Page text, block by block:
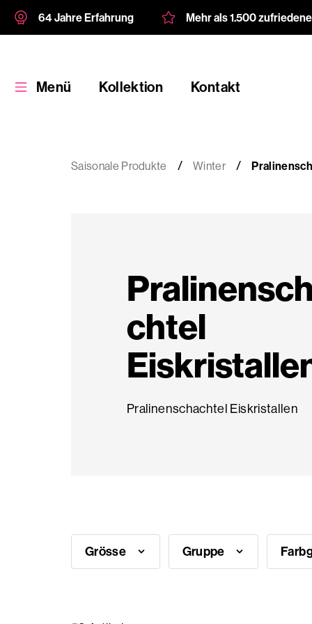
64 Jahre Erfahrung Mehr als 1.500
Menü Kollektion Kontakt
Kundenspezifische
Verpackung
Saisonale
Produkte
Inspiration?
Saisonale Produkte Winter
chtel
Pralinenschachtel Eiskristallen
Grösse Gruppe